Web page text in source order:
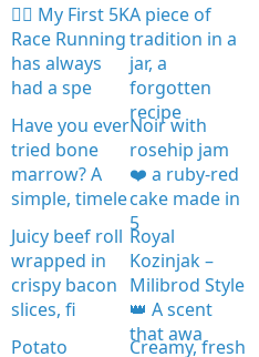
🏃‍♀️ My First 5K
Race Running
has always
had a spe
A piece of
tradition in a
jar, a
forgotten
recipe
Have you ever
tried bone
marrow? A
simple, timele
Noir with
rosehip jam
❤️ a ruby-red
cake made in
5
Juicy beef roll
wrapped in
crispy bacon
slices, fi
Royal
Kozinjak –
Milibrod Style
👑 A scent
that awa
Potato
Creamy, fresh